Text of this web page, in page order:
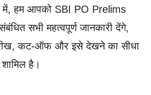
में, हम आपको SBI PO Prelims
सभी महत्वपूर्ण जानकारी देंगे,
कट-ऑफ और इसे देखने का सीधा
है।